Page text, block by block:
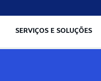
SERVIÇOS E SOLUÇÕES